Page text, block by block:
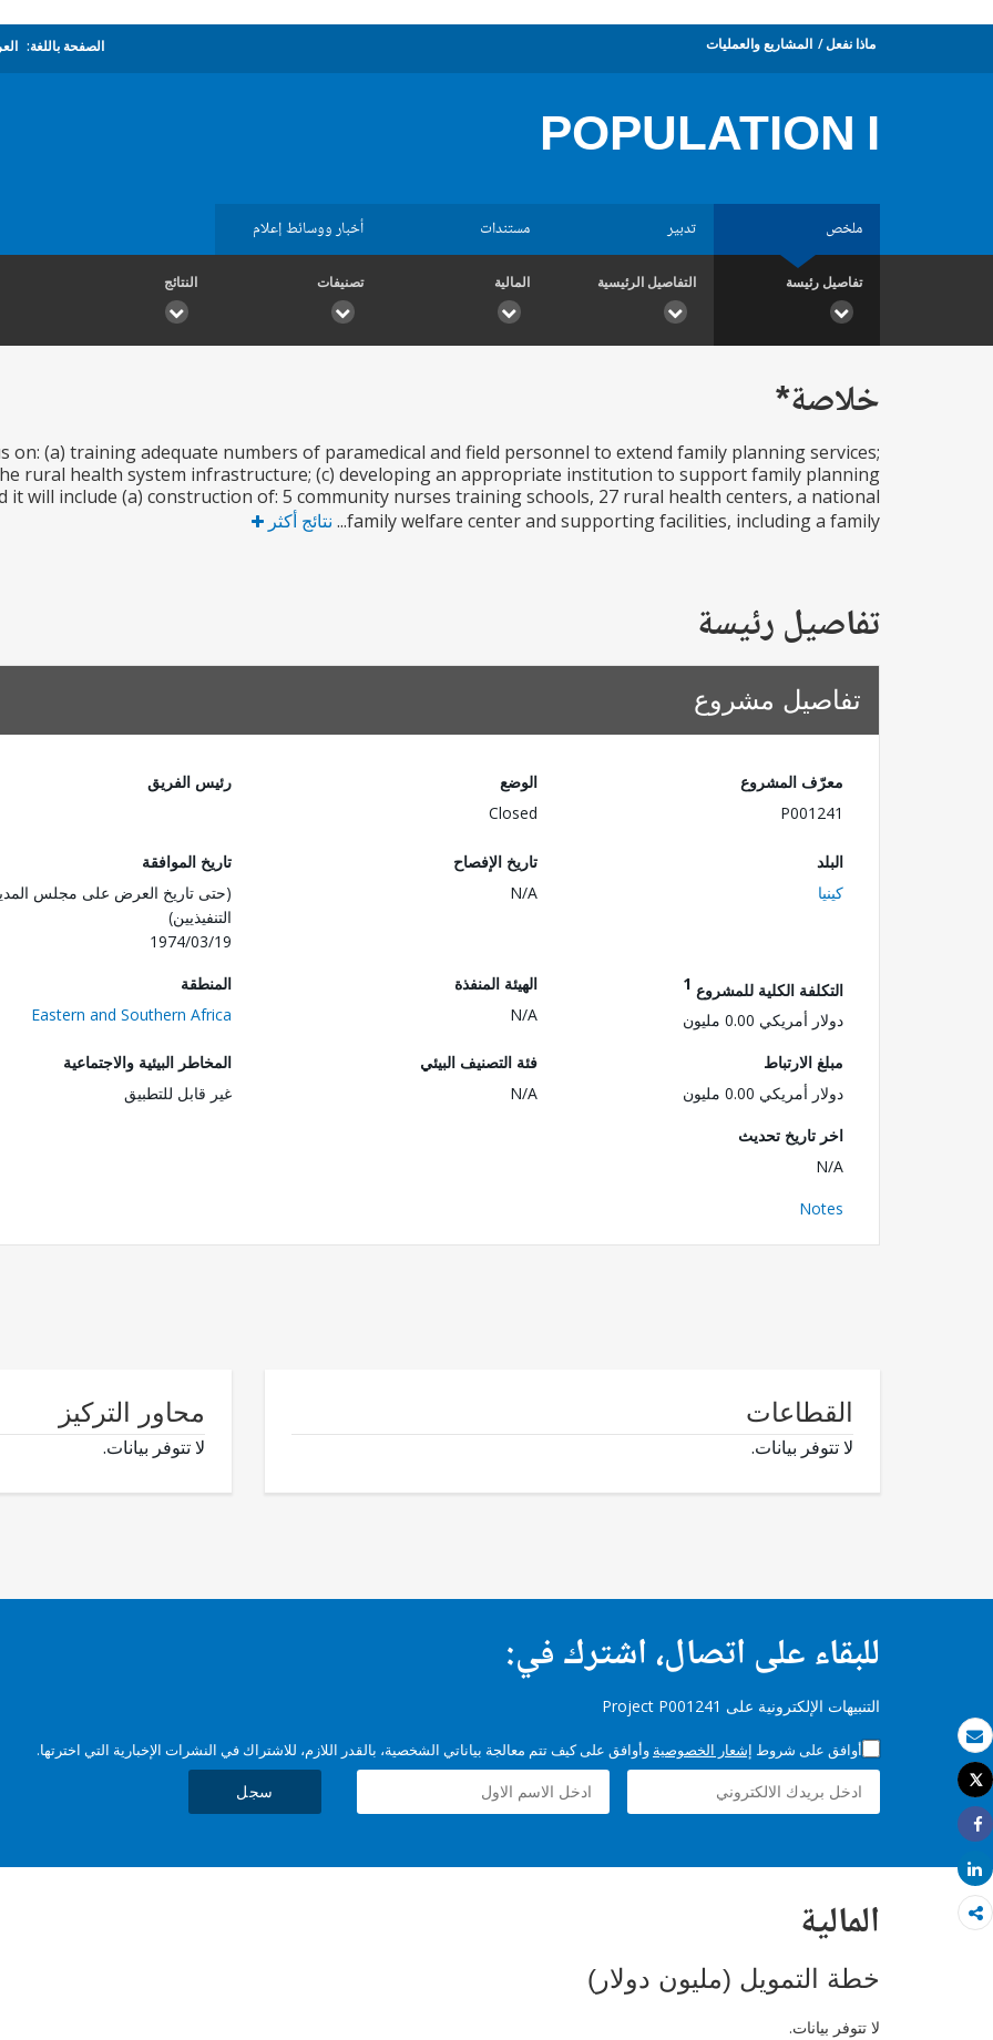
بريد الكتروني
طباعة
Tweet
Share
Share
ماذا نفعل المشاريع والعمليات الصفحة باللغة:
POPULATION I
ملخص تدبير مستندات أخبار ووسائط إعلام
تفاصيل رئيسة التفاصيل الرئيسية المالية تصنيفات النتائج
خلاصة*
on: (a) training adequate numbers of paramedical and field personnel to extend family planning services;
rural health system infrastructure; (c) developing an appropriate institution to support family planning
it will include (a) construction of: 5 community nurses training schools, 27 rural health centers, a national
family welfare center and supporting facilities, including a family...
نتائج أكثر
تفاصيل رئيسة
تفاصيل مشروع
معرّف المشروع
P001241
الوضع
Closed
رئيس الفريق
البلد
كينيا
تاريخ الإفصاح
N/A
تاريخ الموافقة
(حتى تاريخ العرض على مجلس
التنفيذيين)
1974/03/19
التكلفة الكلية للمشروع 1
دولار أمريكي 0.00 مليون
الهيئة المنفذة
N/A
المنطقة
Eastern and Southern Africa
مبلغ الارتباط
دولار أمريكي 0.00 مليون
فئة التصنيف البيئي
N/A
المخاطر البيئية والاجتماعية
غير قابل للتطبيق
اخر تاريخ تحديث
N/A
Notes
القطاعات
لا تتوفر بيانات.
محاور التركيز
لا تتوفر بيانات.
للبقاء على اتصال، اشترك في:
التنبيهات الإلكترونية على Project P001241
أوافق على شروط إشعار الخصوصية وأوافق على كيف تتم معالجة بياناتي الشخصية، بالقدر اللازم، للاشتراك في النشرات الإخبارية التي اخترتها.
سجل
المالية
خطة التمويل (مليون دولار)
لا تتوفر بيانات.